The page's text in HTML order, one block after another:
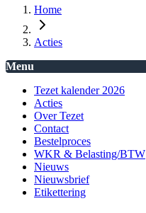
Home
Acties
Menu
Tezet kalender 2026
Acties
Over Tezet
Contact
Bestelproces
WKR & Belasting/BTW
Nieuws
Nieuwsbrief
Etikettering